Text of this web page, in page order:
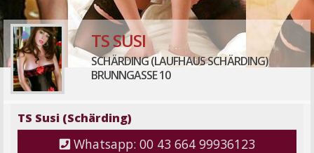
TS SUSI
SCHÄRDING (LAUFHAUS SCHÄRDING)
BRUNNGASSE 10
TS Susi (Schärding)
Whatsapp: 00 43 664 99936123